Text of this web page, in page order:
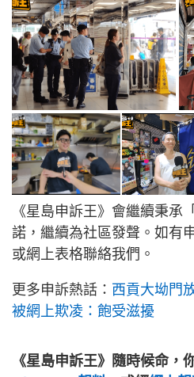
《星島申訴王》會繼續秉承
諾，繼續為社區發聲。如有
或網上表格聯絡我們。
更多申訴熱話： 西貢大坳門
被網上欺凌：飽受滋擾
《星島申訴王》隨時候命，